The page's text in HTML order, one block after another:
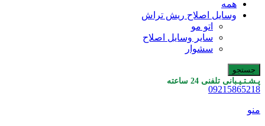
همه
وسایل اصلاح ریش تراش
اتو مو
سایر وسایل اصلاح
سشوار
جستجو
پـشـتـیـبانی تلفنی 24 ساعته
09215865218
منو